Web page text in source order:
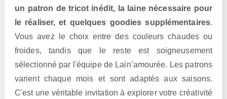
un patron de tricot inédit, la laine nécessaire pour
le réaliser, et quelques goodies supplémentaires.
Vous avez le choix entre des couleurs chaudes ou
froides, tandis que le reste est soigneusement
sélectionné par l'équipe de Lain’amourée. Les patrons
varient chaque mois et sont adaptés aux saisons.
C'est une véritable invitation à explorer votre créativité